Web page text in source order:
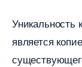
Уникальность
является